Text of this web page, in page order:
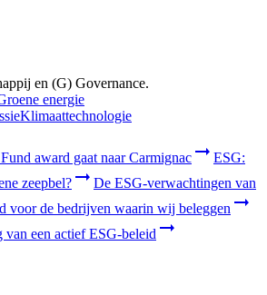
profiel is momenteel geselecteerd.
Particulier
die willen beleggen of kennis willen maken
Professionele beleggers
of institutionele beleggers die op zoek
en beleggingsoplossing.
en (G) Governance.
energie
Klimaattechnologie
award gaat naar Carmignac
ESG:
zeepbel?
De ESG-verwachtingen van
voor de bedrijven waarin wij beleggen
van een actief ESG-beleid